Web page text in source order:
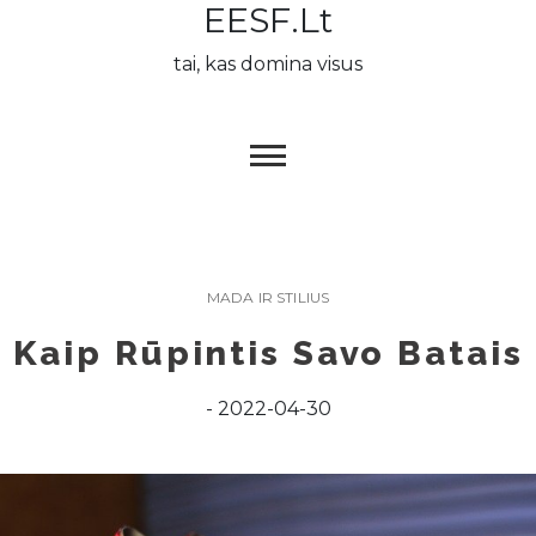
EESF.lt
tai, kas domina visus
MADA IR STILIUS
Kaip Rūpintis Savo Batais
2022-04-30